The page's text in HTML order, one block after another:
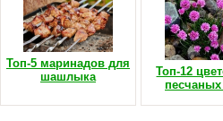
Топ-5 маринадов для
шашлыка
Топ-12